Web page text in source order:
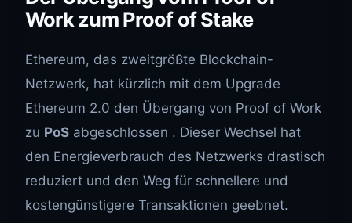
Work zum Proof of Stake
Ethereum, das zweitgrößte Blockchain-
Netzwerk, hat kürzlich mit dem Upgrade
Ethereum 2.0 den Übergang von Proof of Work
zu PoS abgeschlossen . Dieser Wechsel hat
den Energieverbrauch des Netzwerks drastisch
reduziert und den Weg für schnellere und
kostengünstigere Transaktionen geebnet.